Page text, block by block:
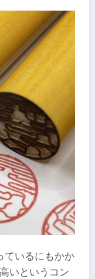
ているにもかか
いというコン